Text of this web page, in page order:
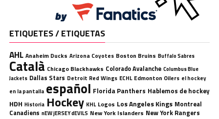
ETIQUETES / ETIQUETAS
AHL Anaheim Ducks Arizona Coyotes Boston Bruins Buffalo Sabres
Català Chicago Blackhawks Colorado Avalanche Columbus Blue
Jackets Dallas Stars Detroit Red Wings ECHL Edmonton Oilers el hockey
en la pantalla español Florida Panthers Hablemos de hockey
HDH Historia Hockey KHL Logos Los Angeles Kings Montreal
Canadiens nEW jERSEY dEVILS New York Islanders New York Rangers